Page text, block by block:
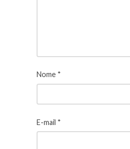
Nome *
E-mail *